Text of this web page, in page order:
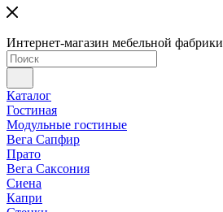
Интернет-магазин мебельной фабрики
Каталог
Гостиная
Модульные гостиные
Вега Сапфир
Прато
Вега Саксония
Сиена
Капри